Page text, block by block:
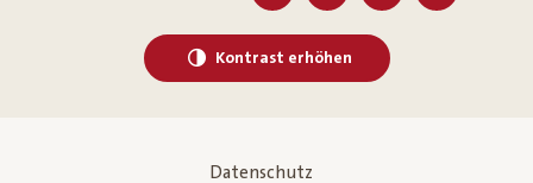
Kontrast erhöhen
Datenschutz